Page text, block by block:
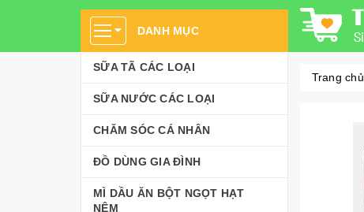
DANH MỤC
SỮA TÃ CÁC LOẠI
SỮA NƯỚC CÁC LOẠI
CHĂM SÓC CÁ NHÂN
ĐỒ DÙNG GIA ĐÌNH
MÌ DẦU ĂN BỘT NGỌT HẠT
NÊM
Trang chủ